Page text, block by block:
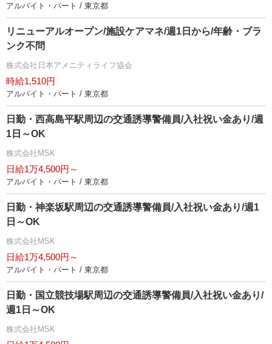
アルバイト・パート / 東京都
リニューアルオープン/施設ケアマネ/週1日から/年齢・ブラ
ンク不問
株式会社日本アメニティライフ協会
時給1,510円
アルバイト・パート / 東京都
日勤・西高島平駅周辺の交通誘導警備員/入社祝い金あり/週
1日～OK
株式会社MSK
日給1万4,500円～
アルバイト・パート / 東京都
日勤・神楽坂駅周辺の交通誘導警備員/入社祝い金あり/週1
日～OK
株式会社MSK
日給1万4,500円～
アルバイト・パート / 東京都
日勤・国立競技場駅周辺の交通誘導警備員/入社祝い金あり/
週1日～OK
株式会社MSK